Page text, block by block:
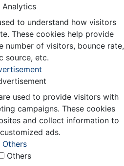
Analytics
to understand how visitors
These cookies help provide
number of visitors, bounce rate,
source, etc.
used to provide visitors with
campaigns. These cookies
and collect information to
ads.
Others
Others